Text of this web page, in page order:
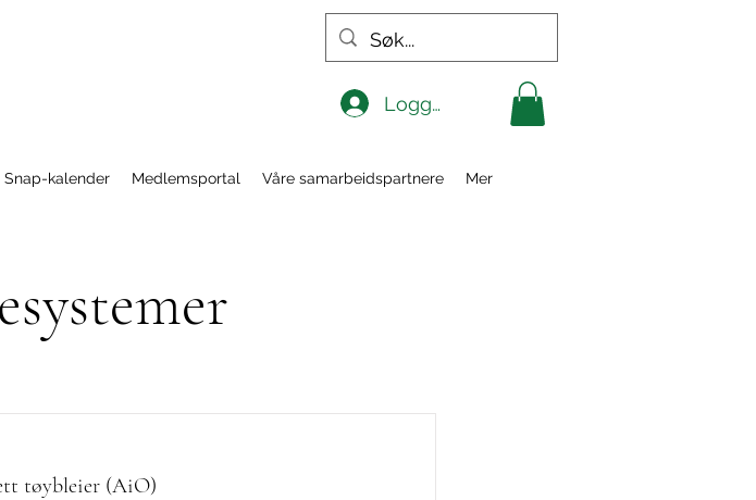
Logg inn
Snap-kalender Medlemsportal Våre samarbeidspartnere Mer
tøybleier (AiO)